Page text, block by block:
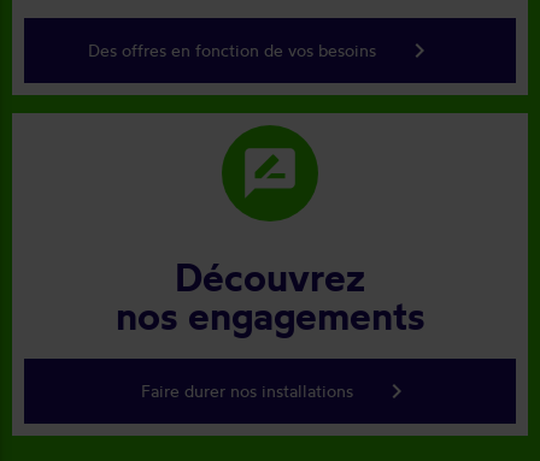
Des offres en fonction de vos besoins keyboard_arrow_right
rate_review
Découvrez
nos engagements
Faire durer nos installations keyboard_arrow_right